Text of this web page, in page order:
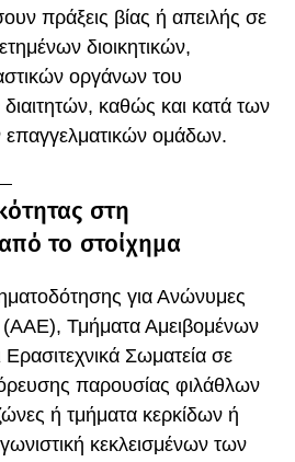
πράξεις βίας ή απειλής σε
διοικητικών,
οργάνων του
καθώς και κατά των
ομάδων.
στη
το στοίχημα
για Ανώνυμες
(ΑΑΕ), Τμήματα Αμειβομένων
Σωματεία σε
παρουσίας φιλάθλων
ή τμήματα κερκίδων ή
κεκλεισμένων των